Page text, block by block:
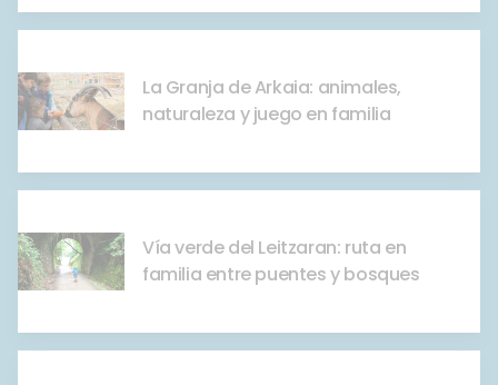
La Granja de Arkaia: animales,
naturaleza y juego en familia
Vía verde del Leitzaran: ruta en
familia entre puentes y bosques